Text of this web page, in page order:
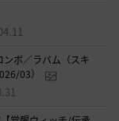
ンボ／ラバム（スキ
03）